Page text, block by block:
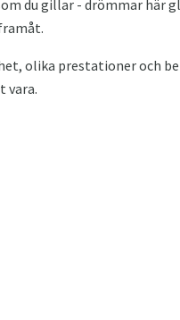
du gillar - drömmar här
olika prestationer och
vara.